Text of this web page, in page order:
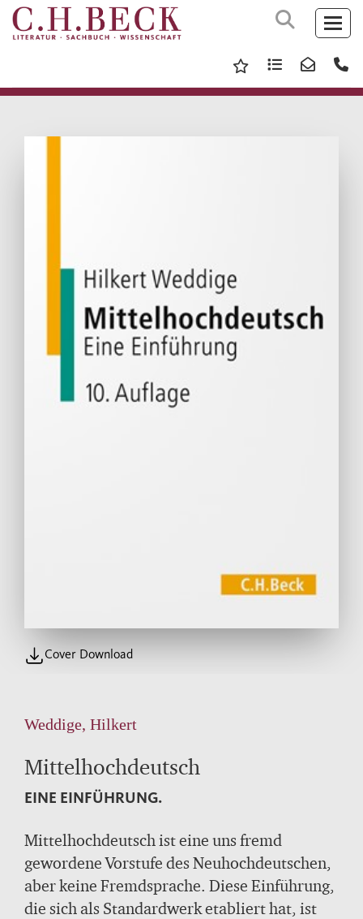
Cover Download
Weddige, Hilkert
Mittelhochdeutsch
EINE EINFÜHRUNG.
Mittelhochdeutsch ist eine uns fremd
gewordene Vorstufe des Neuhochdeutschen,
aber keine Fremdsprache. Diese Einführung,
die sich als Standardwerk etabliert hat, ist